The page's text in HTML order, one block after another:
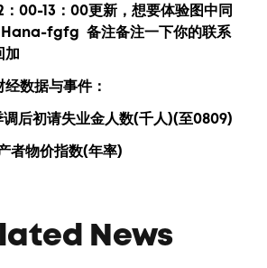
00-13：00更新， 想要体验图中 同
Hana-fgfg 备注备注一下你的联系
加
数据与事件：
后初请失业金人数(千人)(至0809)
者物价指数(年率)
News